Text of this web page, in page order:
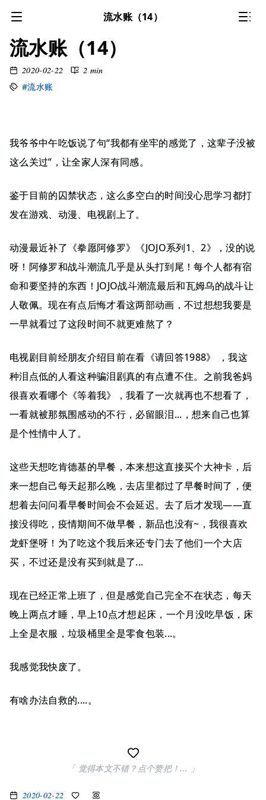
流水账（14）
流水账（14）
2020-02-22
2 min
#流水账
我爷爷中午吃饭说了句“我都有坐牢的感觉了，这辈子没被
这么关过”，让全家人深有同感。
鉴于目前的囚禁状态，这么多空白的时间没心思学习都打
发在游戏、动漫、电视剧上了。
动漫最近补了《拳愿阿修罗》《JOJO系列1、2》，没的说
呀！阿修罗和战斗潮流几乎是从头打到尾！每个人都有宿
命和要坚持的东西！JOJO战斗潮流最后和瓦姆乌的战斗让
人敬佩。现在有点后悔才看这两部动画，不过想想我要是
一早就看过了这段时间不就更难熬了？
电视剧目前经朋友介绍目前在看《请回答1988》 ，我这
种泪点低的人看这种骗泪剧真的有点遭不住。之前我爸妈
很喜欢看哪个《等着我》，我看了一次就再也不想看了，
一看就被那氛围感动的不行，必留眼泪...，想来自己也算
是个性情中人了。
这些天想吃肯德基的早餐，本来想这直接买个大神卡，后
来一想自己每天起那么晚，去店里都过了早餐时间了，便
想着去问问看早餐时间会不会延迟。去了后才发现——直
接没得吃，疫情期间不做早餐，新品也没有~，我很喜欢
龙虾堡呀！为了吃这个我后来还专门去了他们一个大店
买，不过还是没有买到就是了...
现在已经正常上班了，但是感觉自己完全不在状态，每天
晚上两点才睡，早上10点才想起床，一个月没吃早饭，床
上全是衣服，垃圾桶里全是零食包装...。
我感觉我快废了。
有啥办法自救的....。
「 觉得本文不错？点个赞把！... 」
2020-02-22